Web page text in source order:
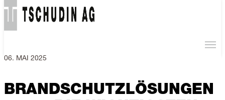
06. MAI 2025
BRANDSCHUTZLÖSUNGEN